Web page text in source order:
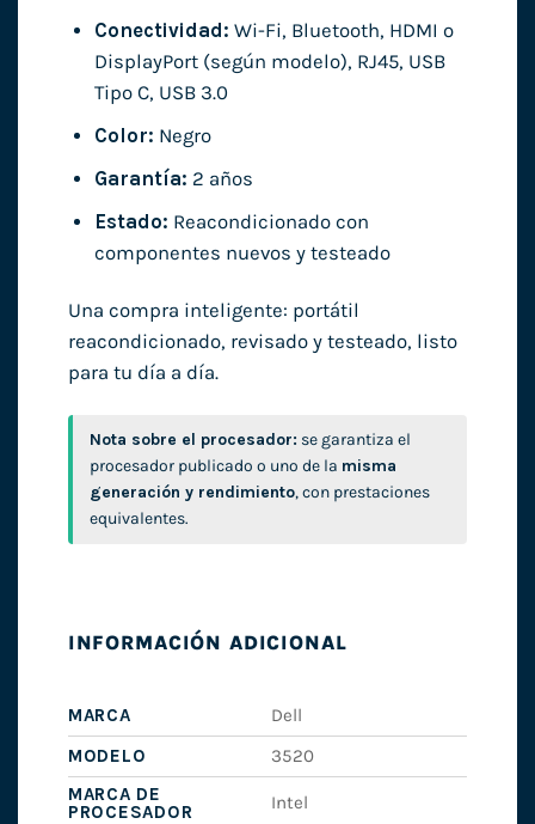
Conectividad: Wi-Fi, Bluetooth, HDMI o
DisplayPort (según modelo), RJ45, USB
Tipo C, USB 3.0
Color: Negro
Garantía: 2 años
Estado: Reacondicionado con
componentes nuevos y testeado
Una compra inteligente: portátil
reacondicionado, revisado y testeado, listo
para tu día a día.
Nota sobre el procesador: se garantiza el
procesador publicado o uno de la misma
generación y rendimiento, con prestaciones
equivalentes.
INFORMACIÓN ADICIONAL
MARCA
Dell
MODELO
3520
MARCA DE
PROCESADOR
Intel